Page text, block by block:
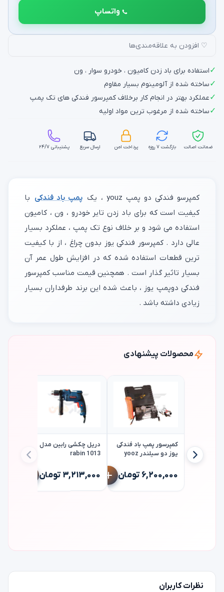
واتساپ
♡ افزودن به علاقه‌مندی‌ها
✓استفاده برای باد زدن کامیون ، خودرو سوار ، ون
✓ساخته شده از آلومینوم بسیار مقاوم
✓عملکرد بهتر در انجام کار برخلاف کمپرسور فندکی های تک پمپ
✓ساخته شده از مرغوب ترین مواد اولیه
ضمانت اصالت بازگشت ۷ روزه پرداخت امن ارسال سریع پشتیبانی ۲۴/۷
کمپرسو فندکی دو پمپ youz ، یک پمپ باد فندکی با
کیفیت است که برای باد زدن تایر خودرو ، ون ، کامیون
استفاده می شود و بر خلاف نوع تک پمپ ، عملکرد بسیار
عالی دارد . کمپرسور فندکی یوز بدون چراغ ، از با کیفیت
ترین قطعات استفاده شده که در افزایش طول عمر آن
بسیار تاثیر گذار است . همچنین قیمت مناسب کمپرسور
فندکی دوپمپ یوز ، باعث شده این برند طرفداران بسیار
زیادی داشته باشد .
محصولات پیشنهادی
کمپرسور پمپ باد فندکی
یوز دو سیلندر yooz
۶,۲۰۰,۰۰۰ تومان
دریل چکشی رابین مدل
rabin 1013
۳,۲۱۳,۰۰۰ تومان
نظرات کاربران